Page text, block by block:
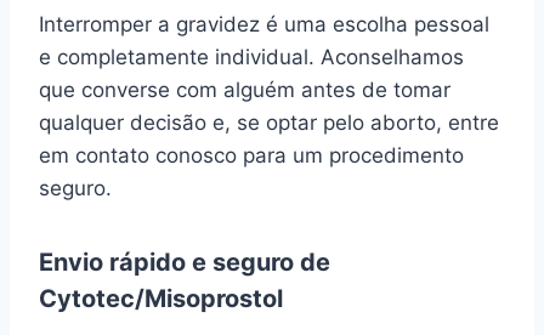
Interromper a gravidez é uma escolha pessoal
e completamente individual. Aconselhamos
que converse com alguém antes de tomar
qualquer decisão e, se optar pelo aborto, entre
em contato conosco para um procedimento
seguro.
Envio rápido e seguro de
Cytotec/Misoprostol